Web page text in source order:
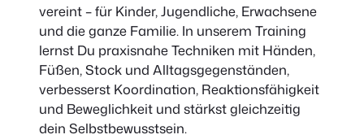
vereint – für Kinder, Jugendliche, Erwachsene
und die ganze Familie. In unserem Training
lernst Du praxisnahe Techniken mit Händen,
Füßen, Stock und Alltagsgegenständen,
verbesserst Koordination, Reaktionsfähigkeit
und Beweglichkeit und stärkst gleichzeitig
dein Selbstbewusstsein.